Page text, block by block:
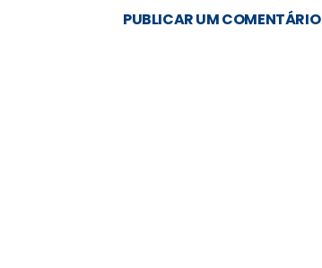
PUBLICAR UM COMENTÁRIO